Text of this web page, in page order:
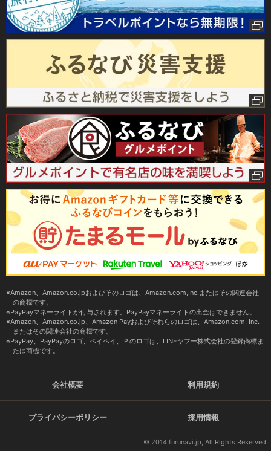
Amazon、Amazon.co.jpおよびそのロゴは、Amazon.com,Inc.またはその関連会社
の商標です。
PayPayマネーライトが付与されます。PayPayマネーライトの出金はできません。
Amazon、Amazon.co.jp、Amazon Payおよびそれらのロゴは、Amazon.com, Inc.
またはその関連会社の商標です。
PayPay、PayPayのロゴ、ペイペイ、Ｐのロゴは、LINEヤフー株式会社の登録商標ま
たは商標です。
会社概要 利用規約
プライバシーポリシー 採用情報
© 2014 furunavi.jp, All Rights Reserved.